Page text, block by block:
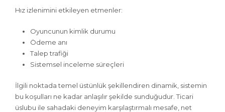
Hız izlenimini etkileyen etmenler:
Oyuncunun kimlik durumu
Ödeme anı
Talep trafiği
Sistemsel inceleme süreçleri
İlgili noktada temel üstünlük şekillendiren dinamik, sistemin
bu koşulları ne kadar anlaşılır şekilde sunduğudur. Ticari
üslubu ile sahadaki deneyim karşılaştırmalı mesafe, net